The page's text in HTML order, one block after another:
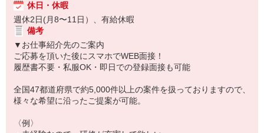
休日・休暇
週休2日(月8〜11日）、有給休暇
備考
▼お仕事紹介先のご案内
ご応募を頂いた後にスマホでWEB面接！
履歴書不要・私服OK・即日での登録面接も可能
全国47都道府県で約5,000件以上の案件を扱っておりますので、
様々な希望に沿ったご提案が可能。
〈例〉